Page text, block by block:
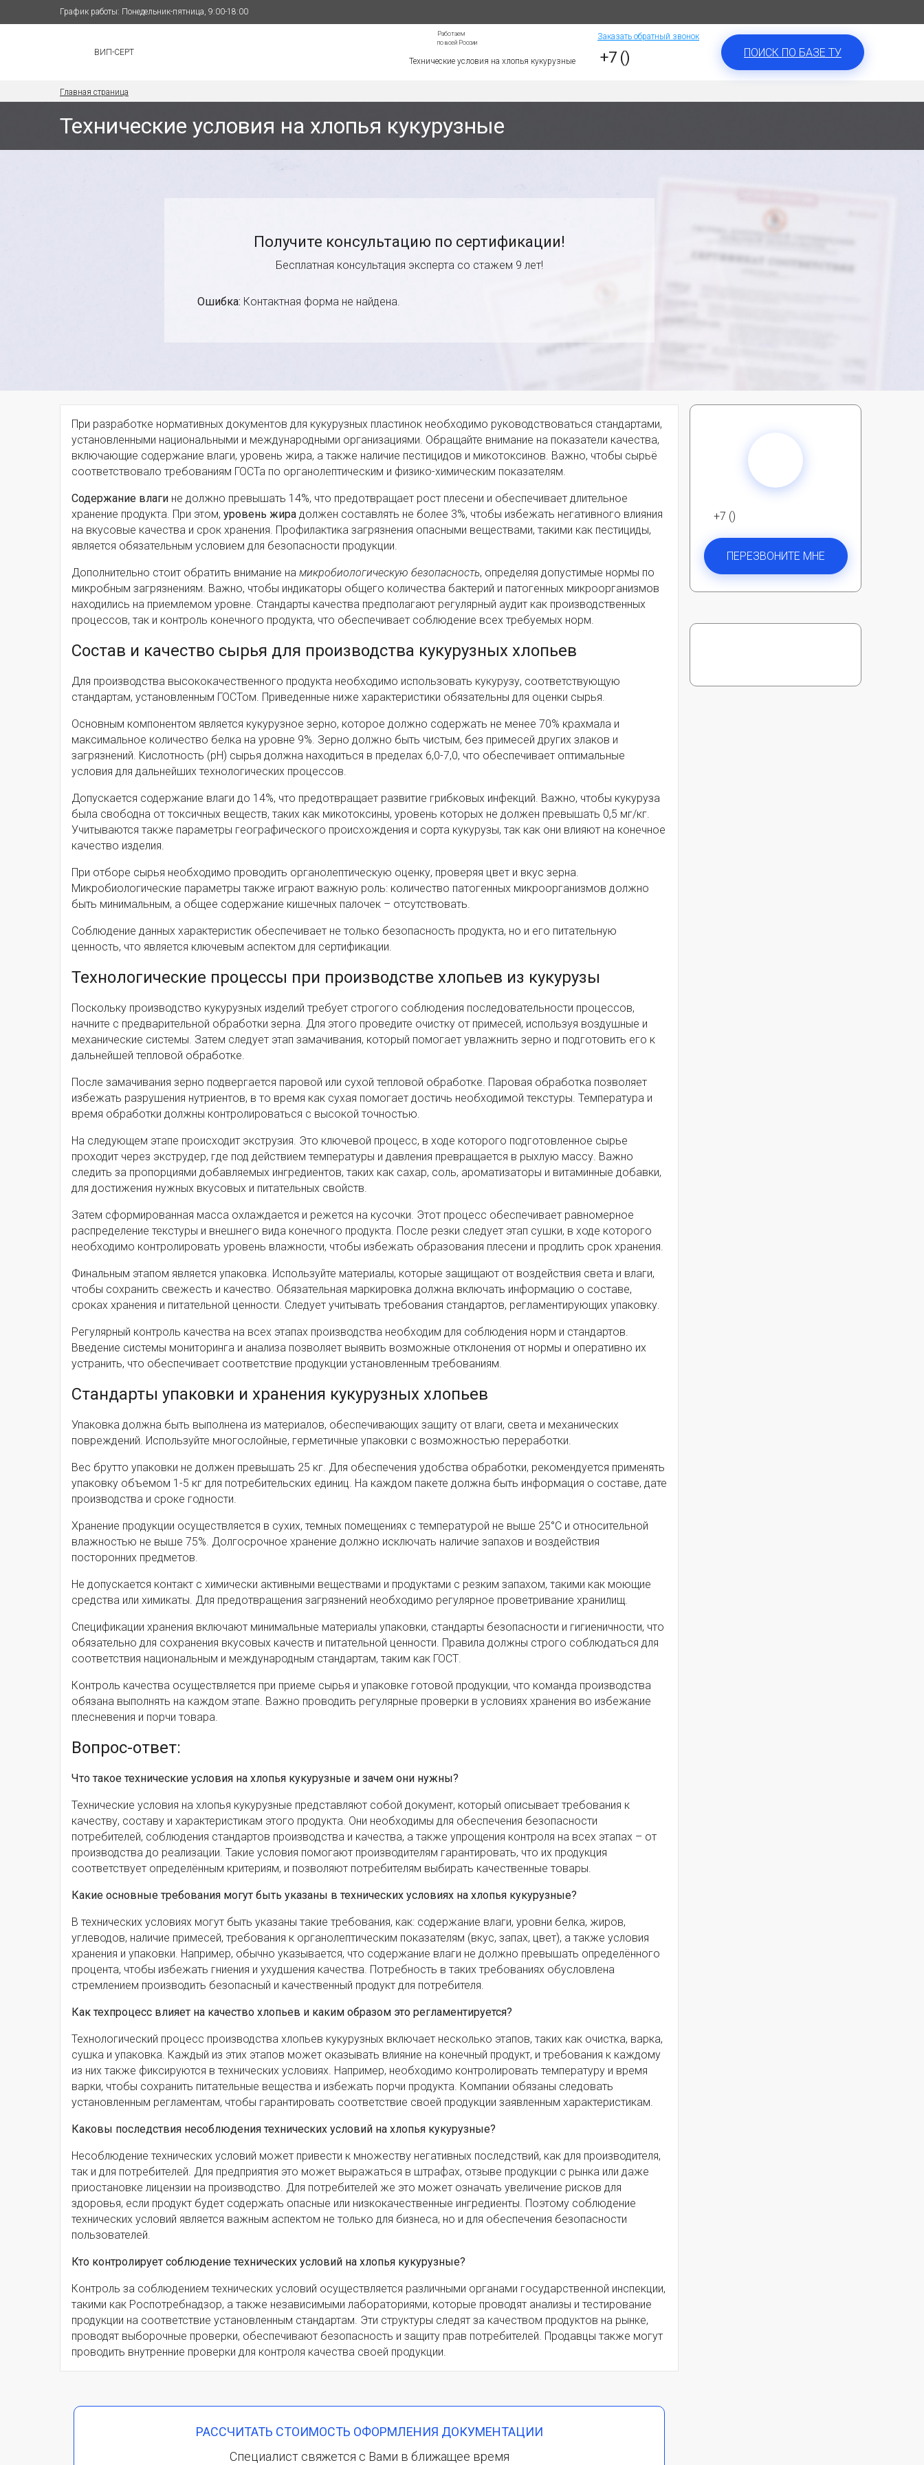
График работы: Понедельник-пятница, 9:00-18:00
ВИП-СЕРТ
Работаем
по всей России
Технические условия на хлопья кукурузные
Заказать обратный звонок
+7 () ПОИСК ПО БАЗЕ ТУ
Главная страница
Технические условия на хлопья кукурузные
Получите консультацию по сертификации!
Бесплатная консультация эксперта со стажем 9 лет!
Ошибка: Контактная форма не найдена.
При разработке нормативных документов для кукурузных пластинок необходимо руководствоваться стандартами,
установленными национальными и международными организациями. Обращайте внимание на показатели качества,
включающие содержание влаги, уровень жира, а также наличие пестицидов и микотоксинов. Важно, чтобы сырьё
соответствовало требованиям ГОСТа по органолептическим и физико-химическим показателям.
Содержание влаги не должно превышать 14%, что предотвращает рост плесени и обеспечивает длительное
хранение продукта. При этом, уровень жира должен составлять не более 3%, чтобы избежать негативного влияния
на вкусовые качества и срок хранения. Профилактика загрязнения опасными веществами, такими как пестициды,
является обязательным условием для безопасности продукции.
Дополнительно стоит обратить внимание на микробиологическую безопасность, определяя допустимые нормы по
микробным загрязнениям. Важно, чтобы индикаторы общего количества бактерий и патогенных микроорганизмов
находились на приемлемом уровне. Стандарты качества предполагают регулярный аудит как производственных
процессов, так и контроль конечного продукта, что обеспечивает соблюдение всех требуемых норм.
Состав и качество сырья для производства кукурузных хлопьев
Для производства высококачественного продукта необходимо использовать кукурузу, соответствующую
стандартам, установленным ГОСТом. Приведенные ниже характеристики обязательны для оценки сырья.
Основным компонентом является кукурузное зерно, которое должно содержать не менее 70% крахмала и
максимальное количество белка на уровне 9%. Зерно должно быть чистым, без примесей других злаков и
загрязнений. Кислотность (pH) сырья должна находиться в пределах 6,0-7,0, что обеспечивает оптимальные
условия для дальнейших технологических процессов.
Допускается содержание влаги до 14%, что предотвращает развитие грибковых инфекций. Важно, чтобы кукуруза
была свободна от токсичных веществ, таких как микотоксины, уровень которых не должен превышать 0,5 мг/кг.
Учитываются также параметры географического происхождения и сорта кукурузы, так как они влияют на конечное
качество изделия.
При отборе сырья необходимо проводить органолептическую оценку, проверяя цвет и вкус зерна.
Микробиологические параметры также играют важную роль: количество патогенных микроорганизмов должно
быть минимальным, а общее содержание кишечных палочек – отсутствовать.
Соблюдение данных характеристик обеспечивает не только безопасность продукта, но и его питательную
ценность, что является ключевым аспектом для сертификации.
Технологические процессы при производстве хлопьев из кукурузы
Поскольку производство кукурузных изделий требует строгого соблюдения последовательности процессов,
начните с предварительной обработки зерна. Для этого проведите очистку от примесей, используя воздушные и
механические системы. Затем следует этап замачивания, который помогает увлажнить зерно и подготовить его к
дальнейшей тепловой обработке.
После замачивания зерно подвергается паровой или сухой тепловой обработке. Паровая обработка позволяет
избежать разрушения нутриентов, в то время как сухая помогает достичь необходимой текстуры. Температура и
время обработки должны контролироваться с высокой точностью.
На следующем этапе происходит экструзия. Это ключевой процесс, в ходе которого подготовленное сырье
проходит через экструдер, где под действием температуры и давления превращается в рыхлую массу. Важно
следить за пропорциями добавляемых ингредиентов, таких как сахар, соль, ароматизаторы и витаминные добавки,
для достижения нужных вкусовых и питательных свойств.
Затем сформированная масса охлаждается и режется на кусочки. Этот процесс обеспечивает равномерное
распределение текстуры и внешнего вида конечного продукта. После резки следует этап сушки, в ходе которого
необходимо контролировать уровень влажности, чтобы избежать образования плесени и продлить срок хранения.
Финальным этапом является упаковка. Используйте материалы, которые защищают от воздействия света и влаги,
чтобы сохранить свежесть и качество. Обязательная маркировка должна включать информацию о составе,
сроках хранения и питательной ценности. Следует учитывать требования стандартов, регламентирующих упаковку.
Регулярный контроль качества на всех этапах производства необходим для соблюдения норм и стандартов.
Введение системы мониторинга и анализа позволяет выявить возможные отклонения от нормы и оперативно их
устранить, что обеспечивает соответствие продукции установленным требованиям.
Стандарты упаковки и хранения кукурузных хлопьев
Упаковка должна быть выполнена из материалов, обеспечивающих защиту от влаги, света и механических
повреждений. Используйте многослойные, герметичные упаковки с возможностью переработки.
Вес брутто упаковки не должен превышать 25 кг. Для обеспечения удобства обработки, рекомендуется применять
упаковку объемом 1-5 кг для потребительских единиц. На каждом пакете должна быть информация о составе, дате
производства и сроке годности.
Хранение продукции осуществляется в сухих, темных помещениях с температурой не выше 25°C и относительной
влажностью не выше 75%. Долгосрочное хранение должно исключать наличие запахов и воздействия
посторонних предметов.
Не допускается контакт с химически активными веществами и продуктами с резким запахом, такими как моющие
средства или химикаты. Для предотвращения загрязнений необходимо регулярное проветривание хранилищ.
Спецификации хранения включают минимальные материалы упаковки, стандарты безопасности и гигиеничности, что
обязательно для сохранения вкусовых качеств и питательной ценности. Правила должны строго соблюдаться для
соответствия национальным и международным стандартам, таким как ГОСТ.
Контроль качества осуществляется при приеме сырья и упаковке готовой продукции, что команда производства
обязана выполнять на каждом этапе. Важно проводить регулярные проверки в условиях хранения во избежание
плесневения и порчи товара.
Вопрос-ответ:
Что такое технические условия на хлопья кукурузные и зачем они нужны?
Технические условия на хлопья кукурузные представляют собой документ, который описывает требования к
качеству, составу и характеристикам этого продукта. Они необходимы для обеспечения безопасности
потребителей, соблюдения стандартов производства и качества, а также упрощения контроля на всех этапах – от
производства до реализации. Такие условия помогают производителям гарантировать, что их продукция
соответствует определённым критериям, и позволяют потребителям выбирать качественные товары.
Какие основные требования могут быть указаны в технических условиях на хлопья кукурузные?
В технических условиях могут быть указаны такие требования, как: содержание влаги, уровни белка, жиров,
углеводов, наличие примесей, требования к органолептическим показателям (вкус, запах, цвет), а также условия
хранения и упаковки. Например, обычно указывается, что содержание влаги не должно превышать определённого
процента, чтобы избежать гниения и ухудшения качества. Потребность в таких требованиях обусловлена
стремлением производить безопасный и качественный продукт для потребителя.
Как техпроцесс влияет на качество хлопьев и каким образом это регламентируется?
Технологический процесс производства хлопьев кукурузных включает несколько этапов, таких как очистка, варка,
сушка и упаковка. Каждый из этих этапов может оказывать влияние на конечный продукт, и требования к каждому
из них также фиксируются в технических условиях. Например, необходимо контролировать температуру и время
варки, чтобы сохранить питательные вещества и избежать порчи продукта. Компании обязаны следовать
установленным регламентам, чтобы гарантировать соответствие своей продукции заявленным характеристикам.
Каковы последствия несоблюдения технических условий на хлопья кукурузные?
Несоблюдение технических условий может привести к множеству негативных последствий, как для производителя,
так и для потребителей. Для предприятия это может выражаться в штрафах, отзыве продукции с рынка или даже
приостановке лицензии на производство. Для потребителей же это может означать увеличение рисков для
здоровья, если продукт будет содержать опасные или низкокачественные ингредиенты. Поэтому соблюдение
технических условий является важным аспектом не только для бизнеса, но и для обеспечения безопасности
пользователей.
Кто контролирует соблюдение технических условий на хлопья кукурузные?
Контроль за соблюдением технических условий осуществляется различными органами государственной инспекции,
такими как Роспотребнадзор, а также независимыми лабораториями, которые проводят анализы и тестирование
продукции на соответствие установленным стандартам. Эти структуры следят за качеством продуктов на рынке,
проводят выборочные проверки, обеспечивают безопасность и защиту прав потребителей. Продавцы также могут
проводить внутренние проверки для контроля качества своей продукции.
+7 ()
ПЕРЕЗВОНИТЕ МНЕ
РАССЧИТАТЬ СТОИМОСТЬ ОФОРМЛЕНИЯ ДОКУМЕНТАЦИИ
Специалист свяжется с Вами в ближащее время